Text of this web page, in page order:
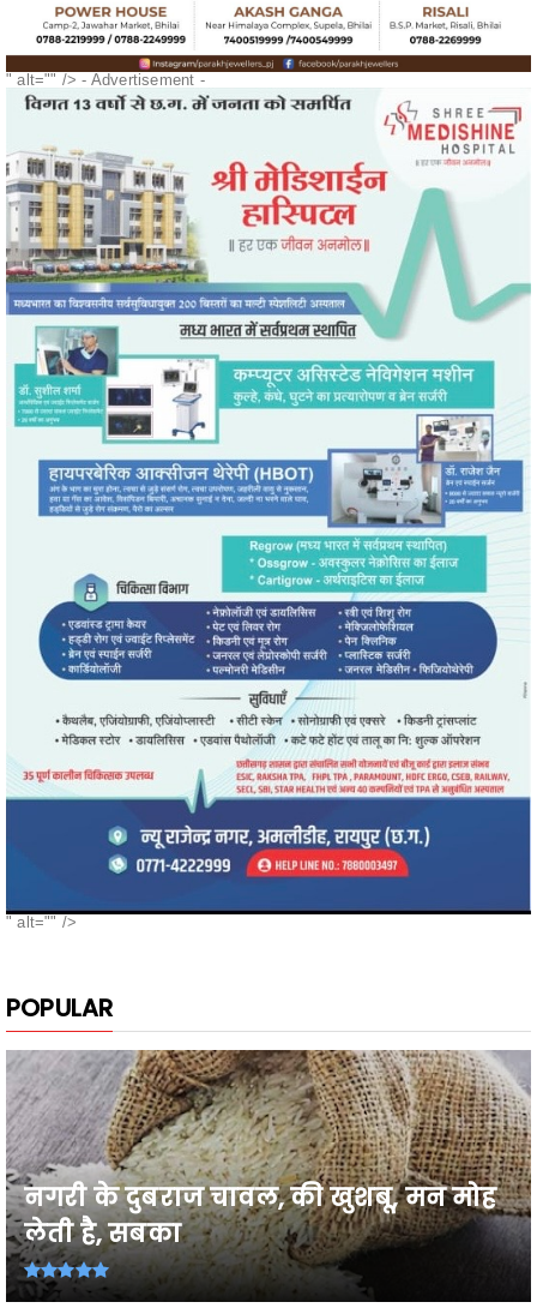
" alt="" />- Advertisement -
POPULAR
नगरी के दुबराज चावल, की खुशबू, मन मोह
लेती है, सबका
26वी राज्य स्तरीय शालेय क्रीड़ा प्रतियोगिता
2026-27 में प्...